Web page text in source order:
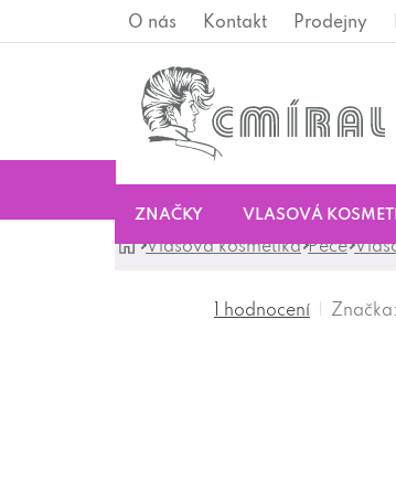
O nás Kontakt Prodejny
ZNAČKY VLASOVÁ
DomůVlasová kosmetika Péče
1 hodnocení Značka: